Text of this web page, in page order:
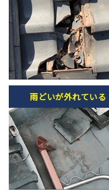
雨どいが外れている